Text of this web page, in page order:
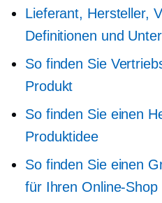
Lieferant, Hersteller,
Definitionen und
So finden Sie
Produkt
So finden Sie einen
Produktidee
So finden Sie einen
für Ihren Online-Shop